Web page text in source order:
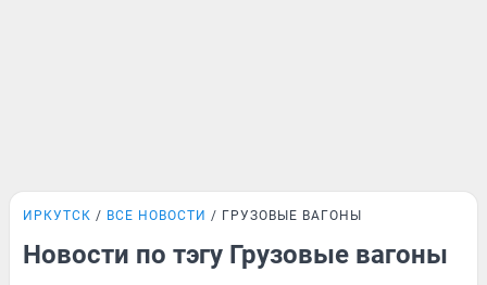
ИРКУТСК ВСЕ НОВОСТИ ГРУЗОВЫЕ ВАГОНЫ
Новости по тэгу Грузовые вагоны